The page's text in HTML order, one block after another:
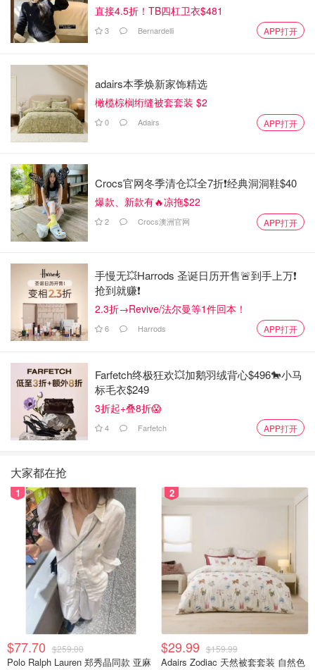
直接4.5折！TB四杠卫衣$481
3 Bernardelli APP打开
adairs本季焕新家饰精选
橄榄棕榈绗缝被套套装 $2
0 Adairs APP打开
Crocs官网冬季清仓💥全7折❗经典洞洞鞋$40
爆款、新款有🔥凉拖$22
2 Crocs澳洲官网 APP打开
手慢无💥Harrods 圣诞日历开售🚨到手上万❗️
抢到就赚❗️
2.3折→Revive/法尔曼等1件回本！
6 Harrods APP打开
Farfetch终极狂欢💥加鹅羽绒背心$496🐎小马
标毛衣$249
3折起+叠8折😱
4 Farfetch APP打开
大家都在抢
1
$77.70 $259.00
Polo Ralph Lauren 郑秀晶同款 亚麻
2
$29.99 $159.99
Adairs Zodiac 天然被套套装 自然色